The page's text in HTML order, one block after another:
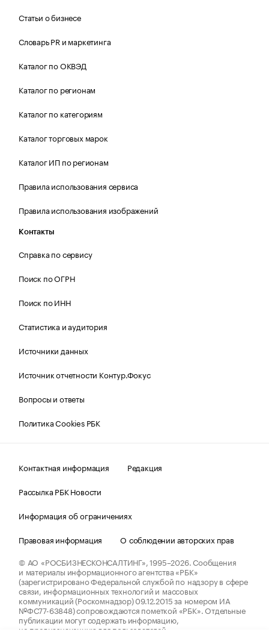
Статьи о бизнесе
Словарь PR и маркетинга
Каталог по ОКВЭД
Каталог по регионам
Каталог по категориям
Каталог торговых марок
Каталог ИП по регионам
Правила использования сервиса
Правила использования изображений
Контакты
Справка по сервису
Поиск по ОГРН
Поиск по ИНН
Статистика и аудитория
Источники данных
Источник отчетности Контур.Фокус
Вопросы и ответы
Политика Cookies РБК
Контактная информация
Редакция
Рассылка РБК Новости
Информация об ограничениях
Правовая информация
О соблюдении авторских прав
© АО «РОСБИЗНЕСКОНСАЛТИНГ»,1995–2026.Сообщения
и материалы информационного агентства «РБК»
(зарегистрировано Федеральной службой по надзору в сфере
связи, информационных технологий и массовых
коммуникаций (Роскомнадзор) 09.12.2015 за номером ИА
№ФС77-63848) сопровождаются пометкой «РБК». Отдельные
публикации могут содержать информацию,
не предназначенную для пользователей